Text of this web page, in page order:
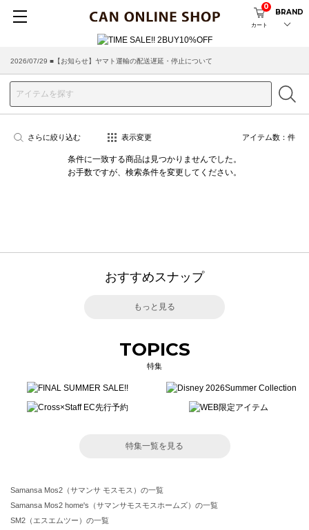
カート
0
BRAND
2026/07/29 ■【お知らせ】ヤマト運輸の配送遅延・停止について
さらに絞り込む 表示変更 アイテム数： 件
条件に一致する商品は見つかりませんでした。
お手数ですが、検索条件を変更してください。
おすすめスナップ
もっと見る
TOPICS
特集
特集一覧を見る
Samansa Mos2（サマンサ モスモス）の一覧
Samansa Mos2 home's（サマンサモスモスホームズ）の一覧
SM2（エスエムツー）の一覧